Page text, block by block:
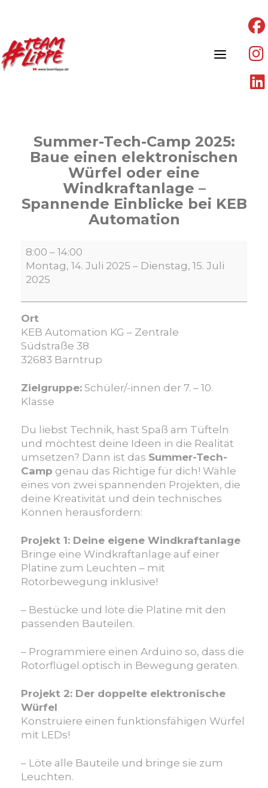
Summer-Tech-Camp 2025:
Baue einen elektronischen
Würfel oder eine
Windkraftanlage –
Spannende Einblicke bei KEB
Automation
Summer-
Tech-
Camp
Baue
einen
elektronischen
Würfel
oder
Windkraftanlage
–
Einblicke
bei
KEB
Automation
8:00 – 14:00
Montag, 14. Juli 2025 – Dienstag, 15. Juli
2025
Ort
KEB Automation KG – Zentrale
Südstraße 38
32683 Barntrup
Zielgruppe: Schüler/-innen der 7. – 10.
Klasse
Du liebst Technik, hast Spaß am Tüfteln
und möchtest deine Ideen in die Realität
umsetzen? Dann ist das Summer-Tech-
Camp genau das Richtige für dich! Wähle
eines von zwei spannenden Projekten, die
deine Kreativität und dein technisches
Können herausfordern:
Projekt 1: Deine eigene Windkraftanlage
Bringe eine Windkraftanlage auf einer
Platine zum Leuchten – mit
Rotorbewegung inklusive!
– Bestücke und löte die Platine mit den
passenden Bauteilen.
– Programmiere einen Arduino so, dass die
Rotorflügel optisch in Bewegung geraten.
Projekt 2: Der doppelte elektronische
Würfel
Konstruiere einen funktionsfähigen Würfel
mit LEDs!
– Löte alle Bauteile und bringe sie zum
Leuchten.